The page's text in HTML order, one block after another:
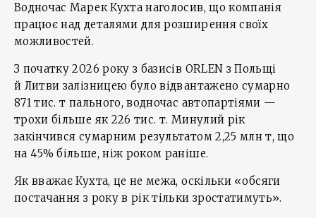
Водночас Марек Кухта наголосив, що компанія
працює над деталями для розширення своїх
можливостей.
З початку 2026 року з базисів ORLEN з Польщі
й Литви залізницею було відвантажено сумарно
871 тис. т пального, водночас автопартіями —
трохи більше як 226 тис. т. Минулий рік
закінчився сумарним результатом 2,25 млн т, що
на 45% більше, ніж роком раніше.
Як вважає Кухта, це не межа, оскільки «обсяги
постачання з року в рік тільки зростатимуть».